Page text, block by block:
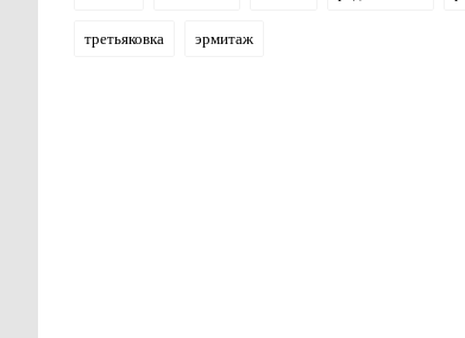
третьяковка эрмитаж